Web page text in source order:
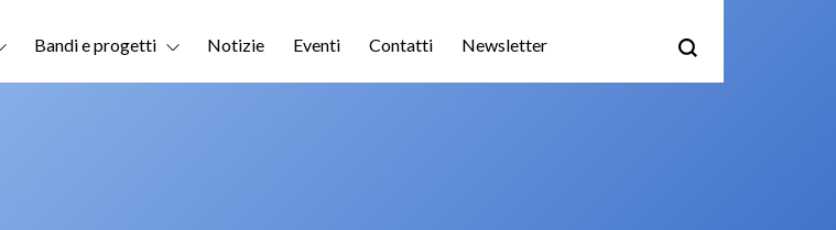
Bandi e progetti Notizie Eventi Contatti Newsletter